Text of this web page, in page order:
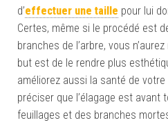
d’effectuer une taille pour lui
Certes, même si le procédé est
branches de l’arbre, vous
but est de le rendre plus
améliorez aussi la santé de
préciser que l’élagage est avant
feuillages et des branches